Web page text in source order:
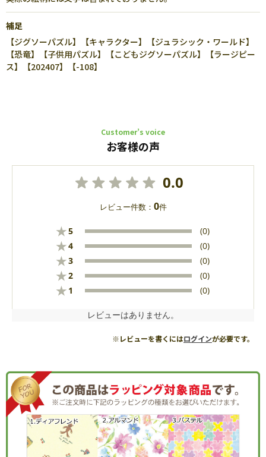
補足
【ジグソーパズル】【キャラクター】【ジュラシック・ワールド】
【恐竜】【子供用パズル】【こどもジグソーパズル】【ラージピー
ス】【202407】【-108】
Customer’s voice
お客様の声
0.0
レビュー件数： 0件
★5 (0)
★4 (0)
★3 (0)
★2 (0)
★ 1 (0)
レビューはありません。
※レビューを書くにはログインが必要です。